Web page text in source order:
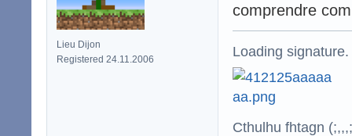
Lieu Dijon
Registered 24.11.2006
comprendre
Loading signature.
Cthulhu fhtagn